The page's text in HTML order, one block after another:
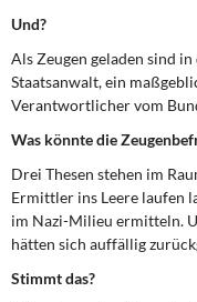
Rosa-Luxemburg-
Kontakt
Und?
Als Zeugen geladen sind
Staatsanwalt, ein
Verantwortlicher vom
Was könnte die
Drei Thesen stehen im
Ermittler ins Leere laufen
im Nazi-Milieu ermitteln.
hätten sich auffällig
Stimmt das?